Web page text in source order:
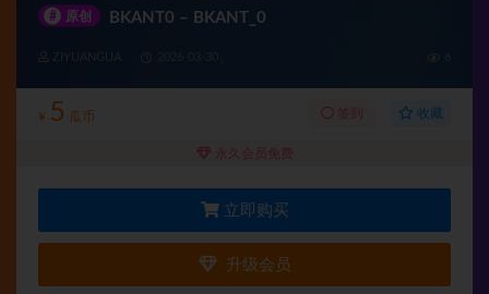
# 原创 BKANT0 – BKANT_0
ZIYUANGUA
¥ 5 瓜币 签到 收藏
永久会员免费
立即购买
升级会员